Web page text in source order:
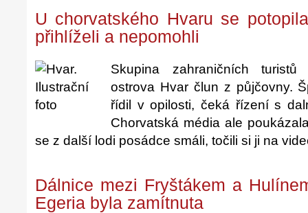
U chorvatského Hvaru se
přihlíželi a nepomohli
Skupina zahraničních
ostrova Hvar člun z půjčovny.
řídil v opilosti, čeká řízení s
Chorvatská média ale
se z další lodi posádce smáli, točili si ji na
Dálnice mezi Fryštákem a
Egeria byla zamítnuta